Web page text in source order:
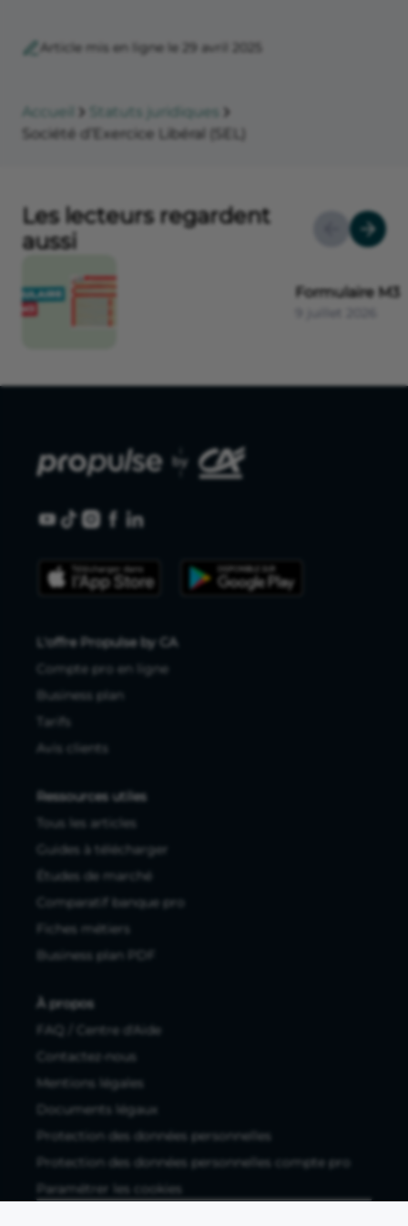
Article mis en ligne le 29 avril 2025
Accueil
Statuts juridiques
Société d’Exercice Libéral (SEL)
Les lecteurs regardent
aussi
Formulaire M3
L'offre Propulse by CA
Compte pro en ligne
Business plan
Tarifs
Avis clients
Ressources utiles
Tous les articles
Guides à télécharger
Études de marché
Comparatif banque pro
Fiches métiers
Business plan PDF
À propos
FAQ / Centre d'Aide
Contactez-nous
Mentions légales
Documents légaux
Protection des données personnelles
Protection des données personnelles compte pro
Paramétrer les cookies